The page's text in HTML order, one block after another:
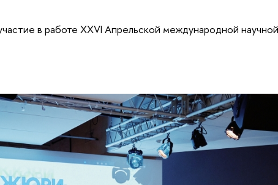
в работе XXVI Апрельской международной